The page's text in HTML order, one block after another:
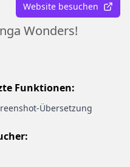
Website besuchen
Wonders!
Funktionen:
Übersetzung